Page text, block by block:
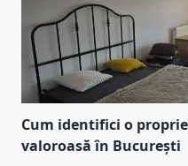
Cum identifici o
valoroasă în București